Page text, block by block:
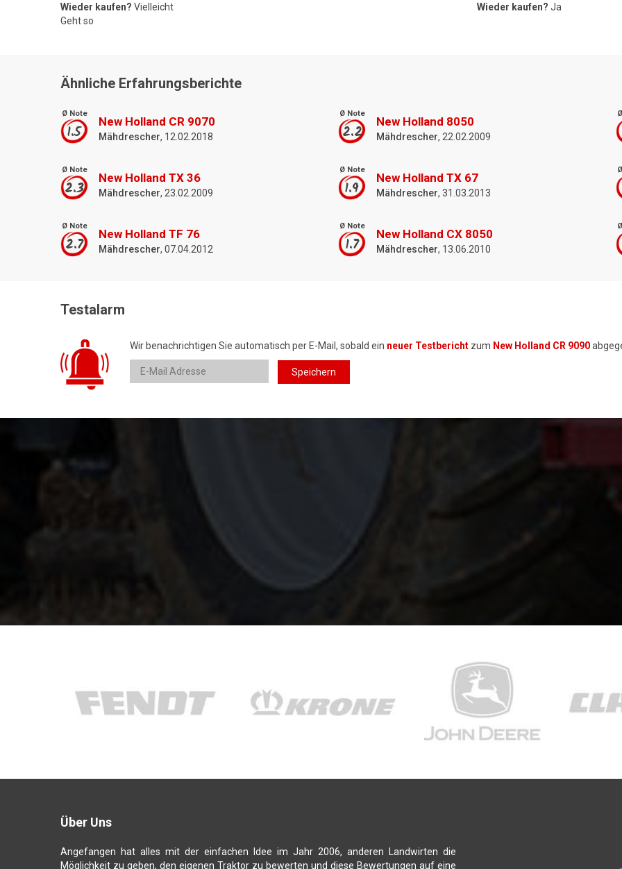
Wieder kaufen? Vielleicht
Geht so
Wieder kaufen? Ja
Ähnliche Erfahrungsberichte
Ø Note
1.5
New Holland CR 9070
Mähdrescher, 12.02.2018
Ø Note
2.2
New Holland 8050
Mähdrescher, 22.02.2009
Ø Note
2.3
New Holland TX 36
Mähdrescher, 23.02.2009
Ø Note
1.9
New Holland TX 67
Mähdrescher, 31.03.2013
Ø Note
2.7
New Holland TF 76
Mähdrescher, 07.04.2012
Ø Note
1.7
New Holland CX 8050
Mähdrescher, 13.06.2010
Testalarm
Wir benachrichtigen Sie automatisch per E-Mail, sobald ein neuer Testbericht zum New Holland CR 9090
Speichern
Über Uns
Angefangen hat alles mit der einfachen Idee im Jahr 2006, anderen Landwirten die
Möglichkeit zu geben, den eigenen Traktor zu bewerten und diese Bewertungen auf eine